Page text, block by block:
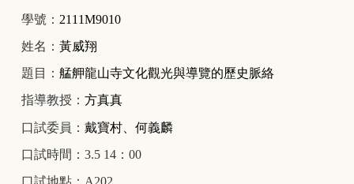
學號： 2111M9010
姓名： 黃威翔
題目： 艋舺龍山寺文化觀光與導覽的歷史脈絡
指導教授： 方真真
口試委員： 戴寶村、何義麟
口試時間：3.5 14：00
口試地點：A202